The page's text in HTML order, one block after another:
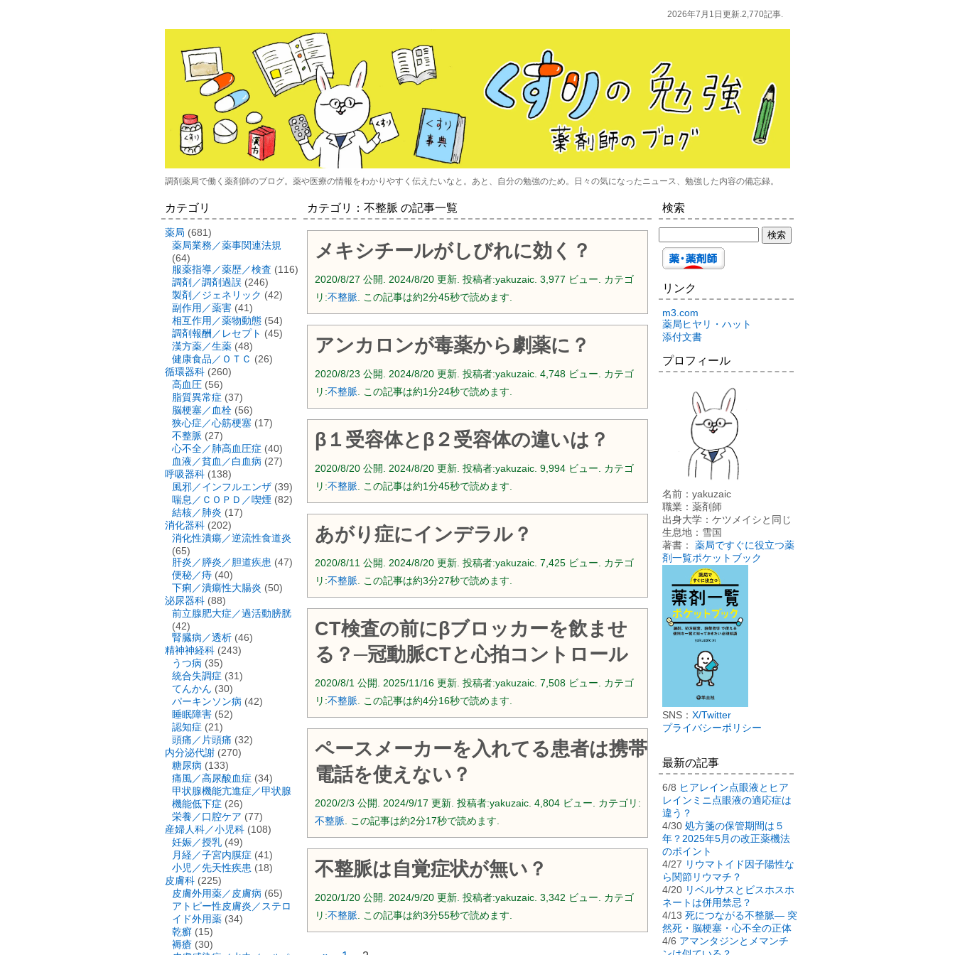
2026年7月1日更新.2,770記事.
調剤薬局で働く薬剤師のブログ。薬や医療の情報をわかりやすく伝えたいなと。あと、自分の勉強のため。日々の気になったニュース、勉強した内容の備忘録。
カテゴリ：不整脈 の記事一覧
メキシチールがしびれに効く？
2020/8/27 公開. 2024/8/20 更新. 投稿者:yakuzaic. 3,977 ビュー. カテゴ
リ:不整脈 . この記事は約2分45秒で読めます.
アンカロンが毒薬から劇薬に？
2020/8/23 公開. 2024/8/20 更新. 投稿者:yakuzaic. 4,748 ビュー. カテゴ
リ:不整脈 . この記事は約1分24秒で読めます.
β１受容体とβ２受容体の違いは？
2020/8/20 公開. 2024/8/20 更新. 投稿者:yakuzaic. 9,994 ビュー. カテゴ
リ:不整脈 . この記事は約1分45秒で読めます.
あがり症にインデラル？
2020/8/11 公開. 2024/8/20 更新. 投稿者:yakuzaic. 7,425 ビュー. カテゴ
リ:不整脈 . この記事は約3分27秒で読めます.
CT検査の前にβブロッカーを飲ませ
る？─冠動脈CTと心拍コントロール
2020/8/1 公開. 2025/11/16 更新. 投稿者:yakuzaic. 7,508 ビュー. カテゴ
リ:不整脈 . この記事は約4分16秒で読めます.
ペースメーカーを入れてる患者は携帯
電話を使えない？
2020/2/3 公開. 2024/9/17 更新. 投稿者:yakuzaic. 4,804 ビュー. カテゴリ:
不整脈 . この記事は約2分17秒で読めます.
不整脈は自覚症状が無い？
2020/1/20 公開. 2024/9/20 更新. 投稿者:yakuzaic. 3,342 ビュー. カテゴ
リ:不整脈 . この記事は約3分55秒で読めます.
カテゴリ
薬局 (681)
薬局業務／薬事関連法規
(64)
服薬指導／薬歴／検査 (116)
調剤／調剤過誤 (246)
製剤／ジェネリック (42)
副作用／薬害 (41)
相互作用／薬物動態 (54)
調剤報酬／レセプト (45)
漢方薬／生薬 (48)
健康食品／ＯＴＣ (26)
循環器科 (260)
高血圧 (56)
脂質異常症 (37)
脳梗塞／血栓 (56)
狭心症／心筋梗塞 (17)
不整脈 (27)
心不全／肺高血圧症 (40)
血液／貧血／白血病 (27)
呼吸器科 (138)
風邪／インフルエンザ (39)
喘息／ＣＯＰＤ／喫煙 (82)
結核／肺炎 (17)
消化器科 (202)
消化性潰瘍／逆流性食道炎
(65)
肝炎／膵炎／胆道疾患 (47)
便秘／痔 (40)
下痢／潰瘍性大腸炎 (50)
泌尿器科 (88)
前立腺肥大症／過活動膀胱
(42)
腎臓病／透析 (46)
精神神経科 (243)
うつ病 (35)
統合失調症 (31)
てんかん (30)
パーキンソン病 (42)
睡眠障害 (52)
認知症 (21)
頭痛／片頭痛 (32)
内分泌代謝 (270)
糖尿病 (133)
痛風／高尿酸血症 (34)
甲状腺機能亢進症／甲状腺
機能低下症 (26)
栄養／口腔ケア (77)
産婦人科／小児科 (108)
妊娠／授乳 (49)
月経／子宮内膜症 (41)
小児／先天性疾患 (18)
皮膚科 (225)
皮膚外用薬／皮膚病 (65)
アトピー性皮膚炎／ステロ
イド外用薬 (34)
乾癬 (15)
褥瘡 (30)
検索
リンク
m3.com
薬局ヒヤリ・ハット
添付文書
プロフィール
名前：yakuzaic
職業：薬剤師
出身大学：ケツメイシと同じ
生息地：雪国
著書： 薬局ですぐに役立つ薬
剤一覧ポケットブック
SNS： X/Twitter
プライバシーポリシー
最新の記事
6/8 ヒアレイン点眼液とヒア
レインミニ点眼液の適応症は
違う？
4/30 処方箋の保管期間は５
年？2025年5月の改正薬機法
のポイント
4/27 リウマトイド因子陽性な
ら関節リウマチ？
4/20 リベルサスとビスホスホ
ネートは併用禁忌？
4/13 死につながる不整脈― 突
然死・脳梗塞・心不全の正体
4/6 アマンタジンとメマンチ